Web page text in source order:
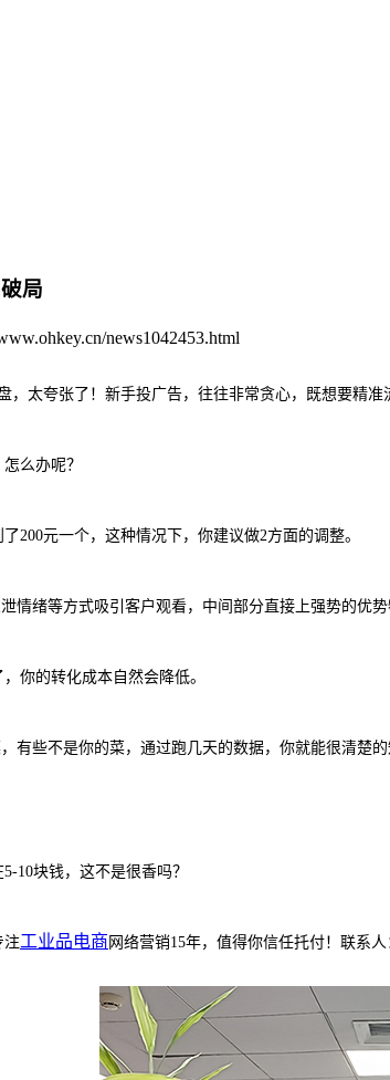
局
news1042453.html
太夸张了！新手投广告，往往非常贪心，既想要精
么办呢？
200元一个，这种情况下，你建议做2方面的调整。
情绪等方式吸引客户观看，中间部分直接上强势的优
你的转化成本自然会降低。
有些不是你的菜，通过跑几天的数据，你就能很清
10块钱，这不是很香吗？
注工业品电商 网络营销15年，值得你信任托付！联系人